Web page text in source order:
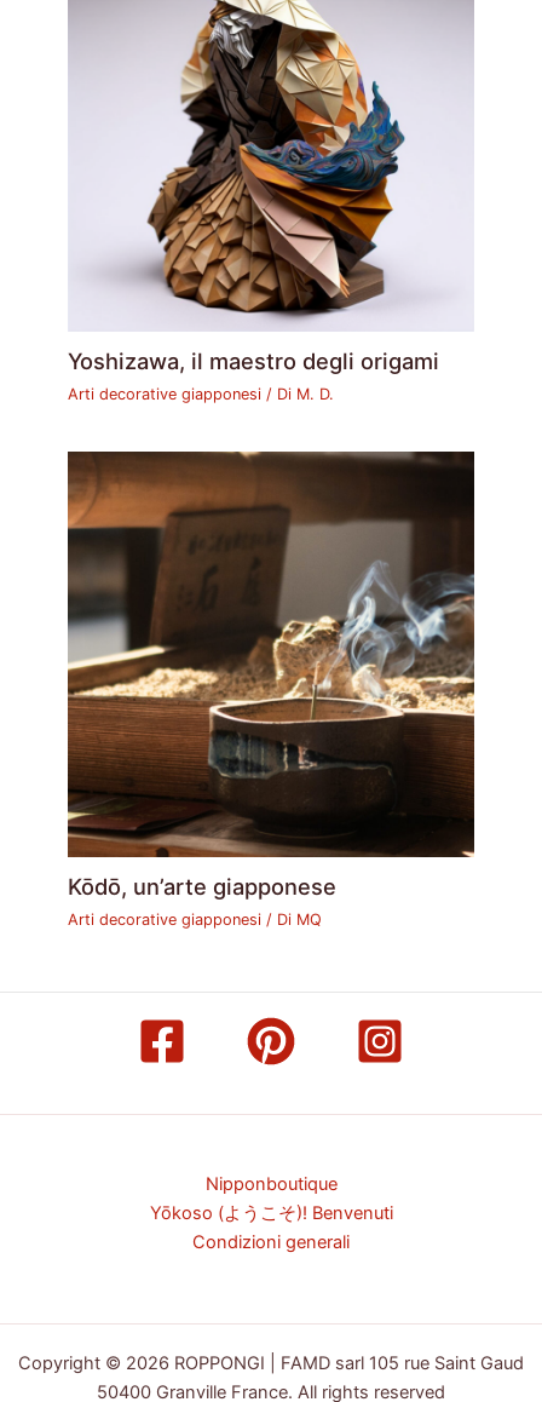
Yoshizawa, il maestro degli origami
Arti decorative giapponesi / Di M. D.
Kōdō, un’arte giapponese
Arti decorative giapponesi / Di MQ
Nipponboutique
Yōkoso (ようこそ)! Benvenuti
Condizioni generali
Copyright © 2026 ROPPONGI | FAMD sarl 105 rue Saint Gaud
50400 Granville France. All rights reserved